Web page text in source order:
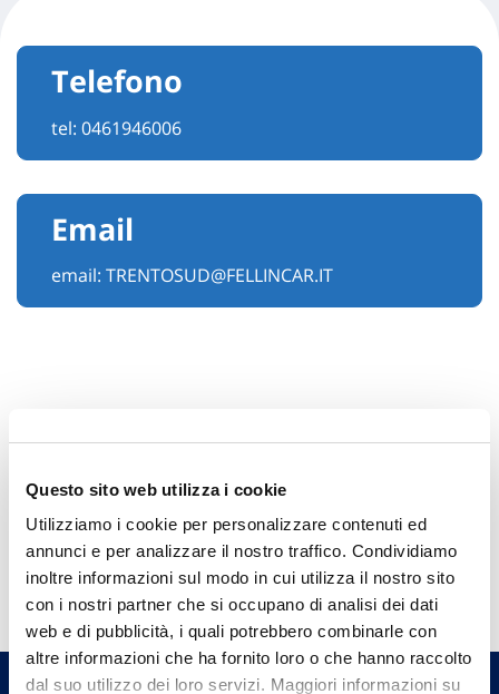
Questo sito web utilizza i cookie
Utilizziamo i cookie per personalizzare contenuti ed
annunci e per analizzare il nostro traffico. Condividiamo
inoltre informazioni sul modo in cui utilizza il nostro sito
con i nostri partner che si occupano di analisi dei dati
web e di pubblicità, i quali potrebbero combinarle con
altre informazioni che ha fornito loro o che hanno raccolto
dal suo utilizzo dei loro servizi. Maggiori informazioni su
Telefono
tel: 0461946006
Email
email: TRENTOSUD@FELLINCAR.IT
Hai bisogno di
informazioni?
Trova l'Agenzia più vicina a te e parla con
un nostro Agente.